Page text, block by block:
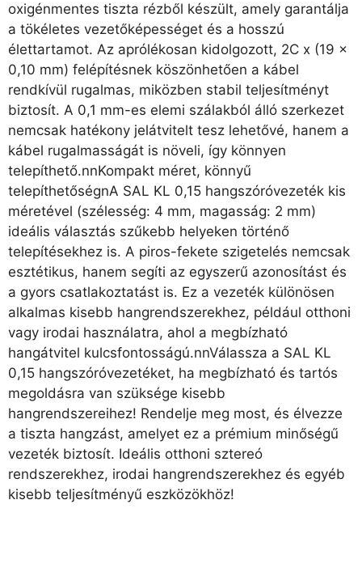
oxigénmentes tiszta rézből készült, amely garantálja
a tökéletes vezetőképességet és a hosszú
élettartamot. Az aprólékosan kidolgozott, 2C x (19 x
0,10 mm) felépítésnek köszönhetően a kábel
rendkívül rugalmas, miközben stabil teljesítményt
biztosít. A 0,1 mm-es elemi szálakból álló szerkezet
nemcsak hatékony jelátvitelt tesz lehetővé, hanem a
kábel rugalmasságát is növeli, így könnyen
telepíthető.nnKompakt méret, könnyű
telepíthetőségnA SAL KL 0,15 hangszóróvezeték kis
méretével (szélesség: 4 mm, magasság: 2 mm)
ideális választás szűkebb helyeken történő
telepítésekhez is. A piros-fekete szigetelés nemcsak
esztétikus, hanem segíti az egyszerű azonosítást és
a gyors csatlakoztatást is. Ez a vezeték különösen
alkalmas kisebb hangrendszerekhez, például otthoni
vagy irodai használatra, ahol a megbízható
hangátvitel kulcsfontosságú.nnVálassza a SAL KL
0,15 hangszóróvezetéket, ha megbízható és tartós
megoldásra van szüksége kisebb
hangrendszereihez! Rendelje meg most, és élvezze
a tiszta hangzást, amelyet ez a prémium minőségű
vezeték biztosít. Ideális otthoni sztereó
rendszerekhez, irodai hangrendszerekhez és egyéb
kisebb teljesítményű eszközökhöz!